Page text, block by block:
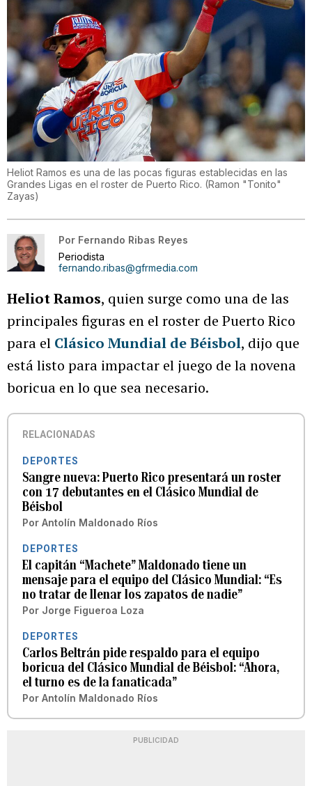
Heliot Ramos es una de las pocas figuras establecidas en las
Grandes Ligas en el roster de Puerto Rico. (Ramon "Tonito"
Zayas)
Por Fernando Ribas Reyes
Periodista
fernando.ribas@gfrmedia.com
Heliot Ramos, quien surge como una de las
principales figuras en el roster de Puerto Rico
para el Clásico Mundial de Béisbol, dijo que
está listo para impactar el juego de la novena
boricua en lo que sea necesario.
RELACIONADAS
DEPORTES
Sangre nueva: Puerto Rico presentará un roster
con 17 debutantes en el Clásico Mundial de
Béisbol
Por Antolín Maldonado Ríos
DEPORTES
El capitán “Machete” Maldonado tiene un
mensaje para el equipo del Clásico Mundial: “Es
no tratar de llenar los zapatos de nadie”
Por Jorge Figueroa Loza
DEPORTES
Carlos Beltrán pide respaldo para el equipo
boricua del Clásico Mundial de Béisbol: “Ahora,
el turno es de la fanaticada”
Por Antolín Maldonado Ríos
PUBLICIDAD